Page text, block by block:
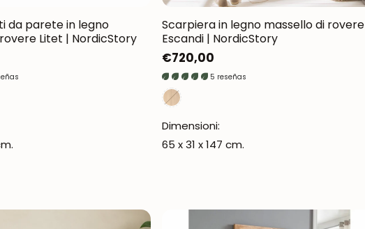
Mozaik LoftStory
Montenegro LoftStory
da parete in legno
Litet | NordicStory
Scarpiera in legno massello di rovere
Escandi | NordicStory
Prezzo
normale
€720,00
5 reseñas
Dimensioni:
65 x 31 x 147 cm.